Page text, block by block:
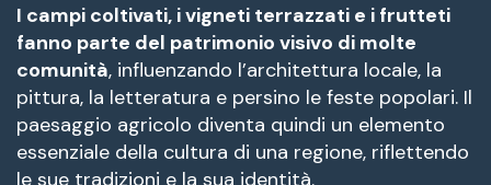
I campi coltivati, i vigneti terrazzati e i frutteti
fanno parte del patrimonio visivo di molte
comunità, influenzando l’architettura locale, la
pittura, la letteratura e persino le feste popolari. Il
paesaggio agricolo diventa quindi un elemento
essenziale della cultura di una regione, riflettendo
le sue tradizioni e la sua identità.